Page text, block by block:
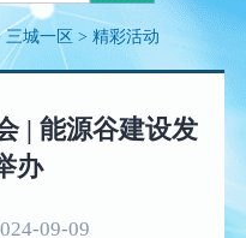
三城一区 >精彩活动
| 能源谷建设发
办
09-09